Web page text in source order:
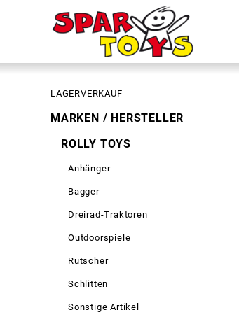
LAGERVERKAUF
MARKEN / HERSTELLER
ROLLY TOYS
Anhänger
Bagger
Dreirad-Traktoren
Outdoorspiele
Rutscher
Schlitten
Sonstige Artikel